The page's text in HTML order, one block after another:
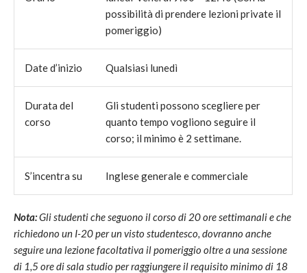
possibilità di prendere lezioni private il
pomeriggio)
Date d’inizio Qualsiasi lunedì
Durata del
corso
Gli studenti possono scegliere per
quanto tempo vogliono seguire il
corso; il minimo è 2 settimane.
S’incentra su Inglese generale e commerciale
Nota:Gli studenti che seguono il corso di 20 ore settimanali e che
richiedono un I-20 per un visto studentesco, dovranno anche
seguire una lezione facoltativa il pomeriggio oltre a una sessione
di 1,5 ore di sala studio per raggiungere il requisito minimo di 18